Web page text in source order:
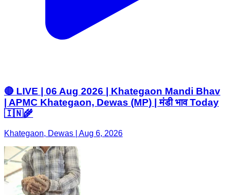
🔴 LIVE | 06 Aug 2026 | Khategaon Mandi Bhav
| APMC Khategaon, Dewas (MP) | मंडी भाव Today
🇮🇳🌾
Khategaon, Dewas | Aug 6, 2026